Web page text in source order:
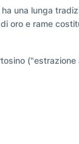
una lunga
oro e rame
("estrazione